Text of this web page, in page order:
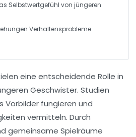
Selbstwertgefühl von jüngeren
Verhaltensprobleme
eine entscheidende Rolle in
Geschwister. Studien
Vorbilder fungieren und
vermitteln. Durch
gemeinsame Spielräume